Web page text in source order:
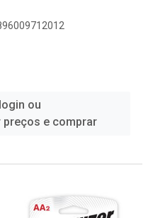
ou
preços e comprar